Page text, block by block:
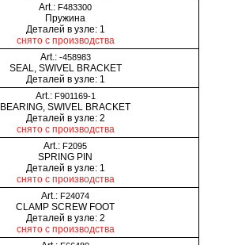
Art.: F483300
Пружина
Деталей в узле: 1
снято с производства
Art.: -458983
SEAL, SWIVEL BRACKET
Деталей в узле: 1
Art.: F901169-1
BEARING, SWIVEL BRACKET
Деталей в узле: 2
снято с производства
Art.: F2095
SPRING PIN
Деталей в узле: 1
снято с производства
Art.: F24074
CLAMP SCREW FOOT
Деталей в узле: 2
снято с производства